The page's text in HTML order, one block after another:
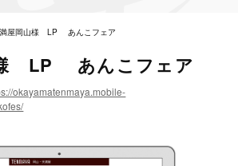
屋岡山様 LP あんこフェア
LP あんこフェア
okayamatenmaya.mobile-